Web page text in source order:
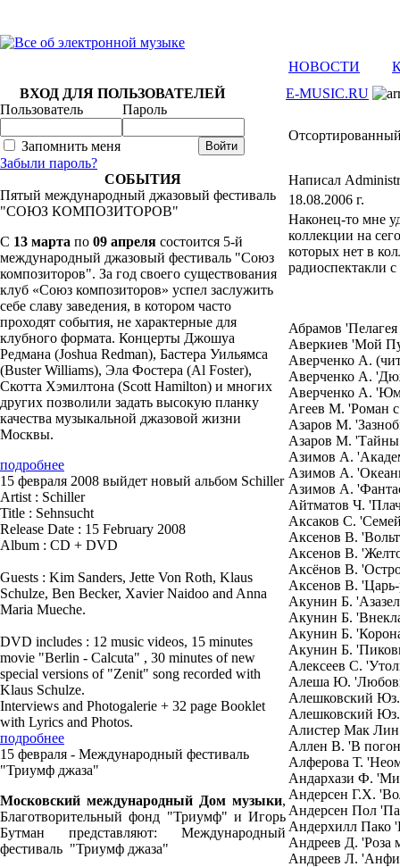
НОВОСТИ
ВХОД ДЛЯ ПОЛЬЗОВАТЕЛЕЙ
Пользователь
Пароль
Запомнить меня
Забыли пароль?
СОБЫТИЯ
Пятый международный джазовый фестиваль
"СОЮЗ КОМПОЗИТОРОВ"
C 13 марта по 09 апреля состоится 5-й
международный джазовый фестиваль "Союз
композиторов". За год своего существования
клуб «Союз композиторов» успел заслужить
себе славу заведения, в котором часто
проходят события, не характерные для
клубного формата. Концерты Джошуа
Редмана (Joshua Redman), Бастера Уильямса
(Buster Williams), Эла Фостера (Al Foster),
Скотта Хэмилтона (Scott Hamilton) и многих
других позволили задать высокую планку
качества музыкальной джазовой жизни
Москвы.
подробнее
15 февраля 2008 выйдет новый альбом Schiller
Artist : Schiller
Title : Sehnsucht
Release Date : 15 February 2008
Album : CD + DVD
Guests : Kim Sanders, Jette Von Roth, Klaus
Schulze, Ben Becker, Xavier Naidoo and Anna
Maria Mueche.
DVD includes : 12 music videos, 15 minutes
movie "Berlin - Calcuta" , 30 minutes of new
special versions of "Zenit" song recorded with
Klaus Schulze.
Interviews and Photogalerie + 32 page Booklet
with Lyrics and Photos.
подробнее
15 февраля - Международный фестиваль
"Триумф джаза"
Московский международный Дом музыки,
Благотворительный фонд "Триумф" и Игорь
Бутман представляют: Международный
фестиваль "Триумф джаза"
E-MUSIC.RU
Написал
18.08.2006 г.
Наконец-то мне
коллекции на
которых нет в
радиоспектакли
Абрамов
Аверкиев 'Мой
Аверченко А.
Аверченко А.
Аверченко А.
Агеев М. 'Роман
Азаров М.
Азаров М. 'Тайны
Азимов А.
Азимов А.
Азимов А.
Айтматов Ч.
Аксаков С.
Аксенов В.
Аксенов В.
Аксёнов В.
Аксенов В.
Акунин Б.
Акунин Б.
Акунин Б.
Акунин Б.
Алексеев С.
Алеша Ю.
Алешковский
Алешковский Юз.
Алистер Мак Лин
Аллен В. 'В
Алферова Т.
Андархази Ф.
Андерсен Г.Х.
Андерсен Пол
Андерхилл Пако
Андреев Д. 'Роза
Андреев Л.